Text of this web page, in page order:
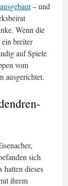
– und
Wenn die
breiter
auf Spiele
vom
ausgerichtet.
sich
hatten dieses
ihrem